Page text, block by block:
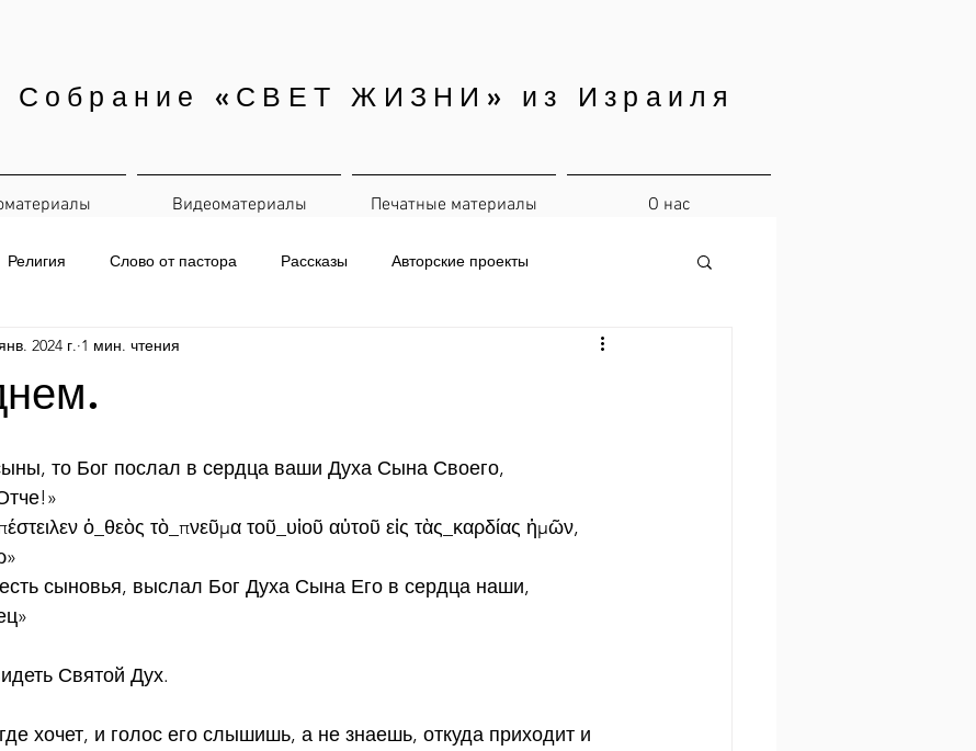
Собрание «СВЕТ ЖИЗНИ» из Израиля
Видеоматериалы Печатные материалы О нас
Религия Слово от пастора Рассказы Авторские проекты
рассылка
2024 г. 1 мин. чтения
то Бог послал в сердца ваши Духа Сына Своего,
ὁ_θεὸς τὸ_πνεῦμα τοῦ_υἱοῦ αὐτοῦ εἰς τὰς_καρδίας ἡμῶν,
сыновья, выслал Бог Духа Сына Его в сердца наши,
Святой Дух.
хочет, и голос его слышишь, а не знаешь, откуда приходит и